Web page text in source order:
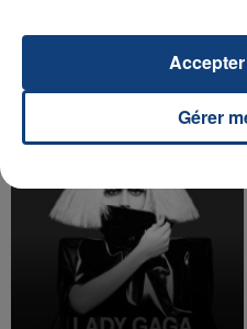
La famille a porté
reconnu sa
excuses.
TITRES DIFFUSÉS
Gérer